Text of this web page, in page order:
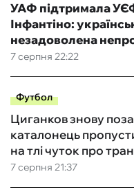
7 серпня 22:22
УАФ підтримала
Інфантіно:
незадоволена
Футбол
7 серпня 21:37
Циганков знову
каталонець
на тлі чуток про